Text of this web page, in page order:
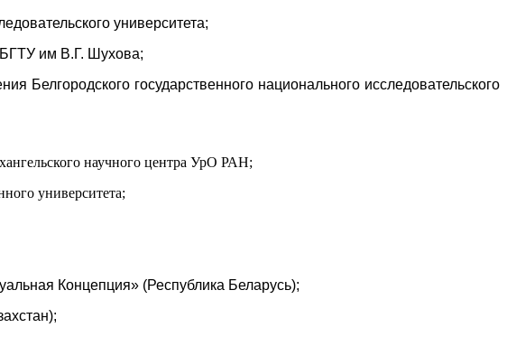
университета;
БГТУ им В.Г. Шухова;
Белгородского государственного национального исследовательского
научного центра УрО РАН;
университета;
Концепция» (Республика Беларусь);